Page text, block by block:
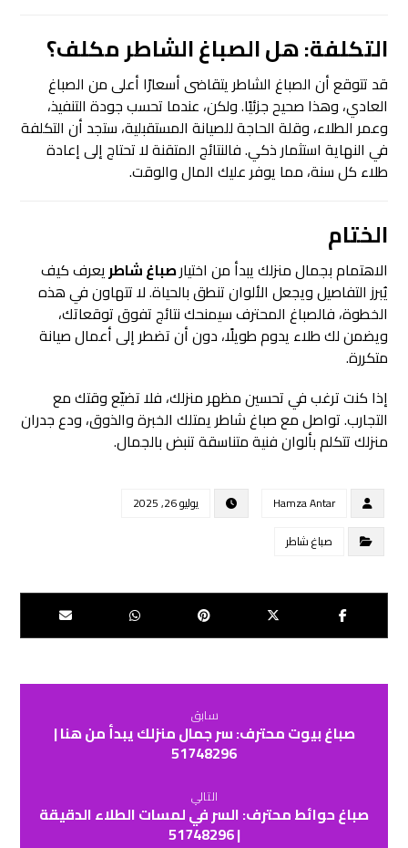
التكلفة: هل الصباغ الشاطر مكلف؟
قد تتوقع أن الصباغ الشاطر يتقاضى أسعارًا أعلى من الصباغ
العادي، وهذا صحيح جزئيًا. ولكن، عندما تحسب جودة التنفيذ،
وعمر الطلاء، وقلة الحاجة للصيانة المستقبلية، ستجد أن التكلفة
في النهاية استثمار ذكي. فالنتائج المتقنة لا تحتاج إلى إعادة
طلاء كل سنة، مما يوفر عليك المال والوقت.
الختام
الاهتمام بجمال منزلك يبدأ من اختيارصباغ شاطر يعرف كيف
يُبرز التفاصيل ويجعل الألوان تنطق بالحياة. لا تتهاون في هذه
الخطوة، فالصباغ المحترف سيمنحك نتائج تفوق توقعاتك،
ويضمن لك طلاء يدوم طويلًا، دون أن تضطر إلى أعمال صيانة
متكررة.
إذا كنت ترغب في تحسين مظهر منزلك، فلا تضيّع وقتك مع
التجارب. تواصل مع صباغ شاطر يمتلك الخبرة والذوق، ودع جدران
منزلك تتكلم بألوان فنية متناسقة تنبض بالجمال.
Hamza Antar
يوليو 26, 2025
صباغ شاطر
سابق
صباغ بيوت محترف: سر جمال منزلك يبدأ من هنا |
51748296
التالي
صباغ حوائط محترف: السر في لمسات الطلاء الدقيقة
| 51748296